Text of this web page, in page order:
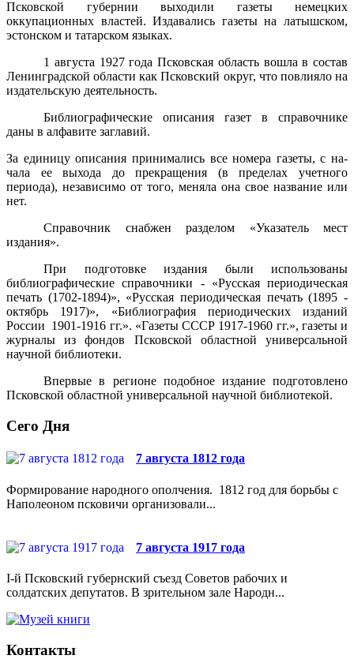
Псков­ской губернии выходили газеты немецких
оккупационных вла­стей. Издавались газеты на латышском,
эстонском и татарском языках.
1 августа 1927 года Псковская область вошла в состав
Ле­нинградской области как Псковский округ, что повлияло на
из­дательскую деятельность.
Библиографические описания газет в справочнике
даны в алфавите заглавий.
За единицу описания принимались все номера газеты, с на­
чала ее выхода до прекращения (в пределах учетного
периода), независимо от того, меняла она свое название или
нет.
Справочник снабжен разделом «Указатель мест
издания».
При подготовке издания были использованы
библиографи­ческие справочники - «Русская периодическая
печать (1702-1894)», «Русская периодическая печать (1895 -
октябрь 1917)», «Библиография периодических изданий
России 1901-1916 гг.». «Газеты СССР 1917-1960 гг.», газеты и
журналы из фон­дов Псковской областной универсальной
научной библиотеки.
Впервые в регионе подобное издание подготовлено
Псков­ской областной универсальной научной библиотекой.
Сего Дня
7 августа 1812 года
Формирование народного ополчения. 1812 год для борьбы с
Наполеоном псковичи организовали...
7 августа 1917 года
I-й Псковский губернский съезд Советов рабочих и
солдатских депутатов. В зрительном зале Народн...
Контакты